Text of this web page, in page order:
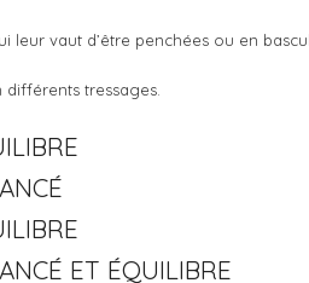
vaut d’être penchées ou en
différents tressages.